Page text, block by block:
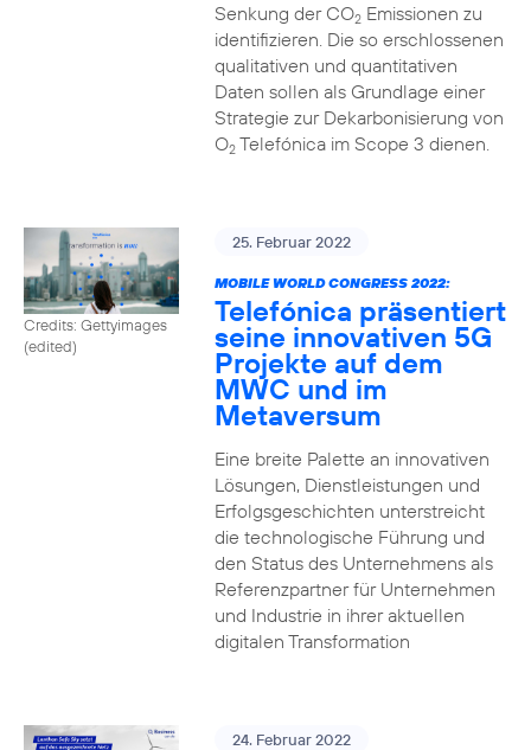
Senkung der CO2Emissionen zu
identifizieren. Die so erschlossenen
qualitativen und quantitativen
Daten sollen als Grundlage einer
Strategie zur Dekarbonisierung von
O2Telefónica im Scope 3 dienen.
Credits: Gettyimages
(edited)
25. Februar 2022
MOBILE WORLD CONGRESS 2022:
Telefónica präsentiert
seine innovativen 5G
Projekte auf dem
MWC und im
Metaversum
Eine breite Palette an innovativen
Lösungen, Dienstleistungen und
Erfolgsgeschichten unterstreicht
die technologische Führung und
den Status des Unternehmens als
Referenzpartner für Unternehmen
und Industrie in ihrer aktuellen
digitalen Transformation
24. Februar 2022